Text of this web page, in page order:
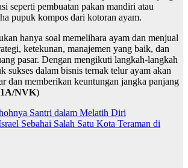
seperti pembuatan pakan mandiri atau
pupuk kompos dari kotoran ayam.
hanya soal memelihara ayam dan menjual
ketekunan, manajemen yang baik, dan
pasar. Dengan mengikuti langkah-langkah
sukses dalam bisnis ternak telur ayam akan
dan memberikan keuntungan jangka panjang
NVK)
Santri dalam Melatih Diri
Sebahai Salah Satu Kota Teraman di